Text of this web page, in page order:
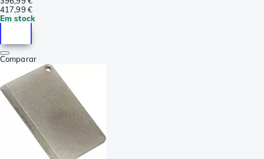
417,99 €
Em stock
Comparar